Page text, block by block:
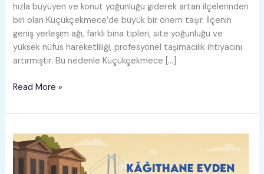
hızla büyüyen ve konut yoğunluğu giderek artan ilçelerinden
biri olan Küçükçekmece’de büyük bir önem taşır. İlçenin
geniş yerleşim ağı, farklı bina tipleri, site yoğunluğu ve
yüksek nüfus hareketliliği, profesyonel taşımacılık ihtiyacını
artırmıştır. Bu nedenle Küçükçekmece […]
Küçükçekmece
Eve
Read More »